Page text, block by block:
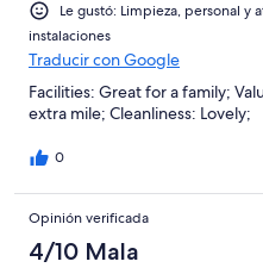
Le gustó: Limpieza, personal
instalaciones
Traducir con Google
Facilities: Great for a family;
extra mile; Cleanliness: Lovely;
0
Opinión verificada
4/10 Mala